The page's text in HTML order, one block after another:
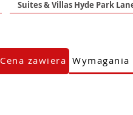
Cena zawiera Wymagania